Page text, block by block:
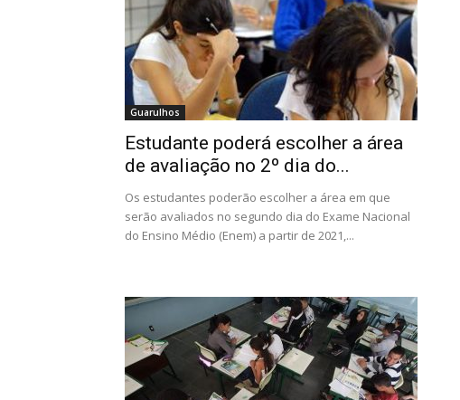
Guarulhos
Estudante poderá escolher a área
de avaliação no 2º dia do...
Os estudantes poderão escolher a área em que
serão avaliados no segundo dia do Exame Nacional
do Ensino Médio (Enem) a partir de 2021,...